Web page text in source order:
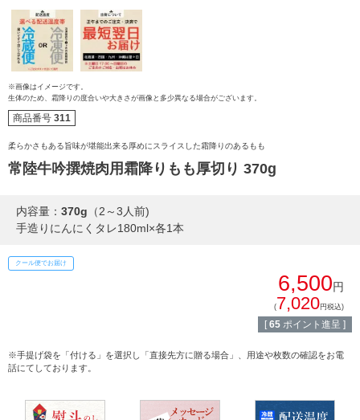
ご注文ガイド
配送・送料
熨斗・カード
イイジマとは
常陸牛とは？
ゴルフコンペ
法人の方へ
すき焼き
焼き肉
ハンバーグ
※画像はイメージです。
生体のため、霜降りの度合いや大きさが画像と多少異なる場合がございます。
商品番号 311
柔らかさもある旨味が堪能出来る厚めにスライスした霜降りのあるもも
常陸牛吟撰焼肉用霜降りもも厚切り 370g
内容量： 370g （2～3人前)
手造りにんにくタレ180ml×各1本
クール便でお届け
6,500円
(7,020円税込)
[ 65 ポイント進呈 ]
※手提げ袋を「付ける」を選択し「直接先方に贈る場合」、用途や枚数の確認をお電
話にてしております。